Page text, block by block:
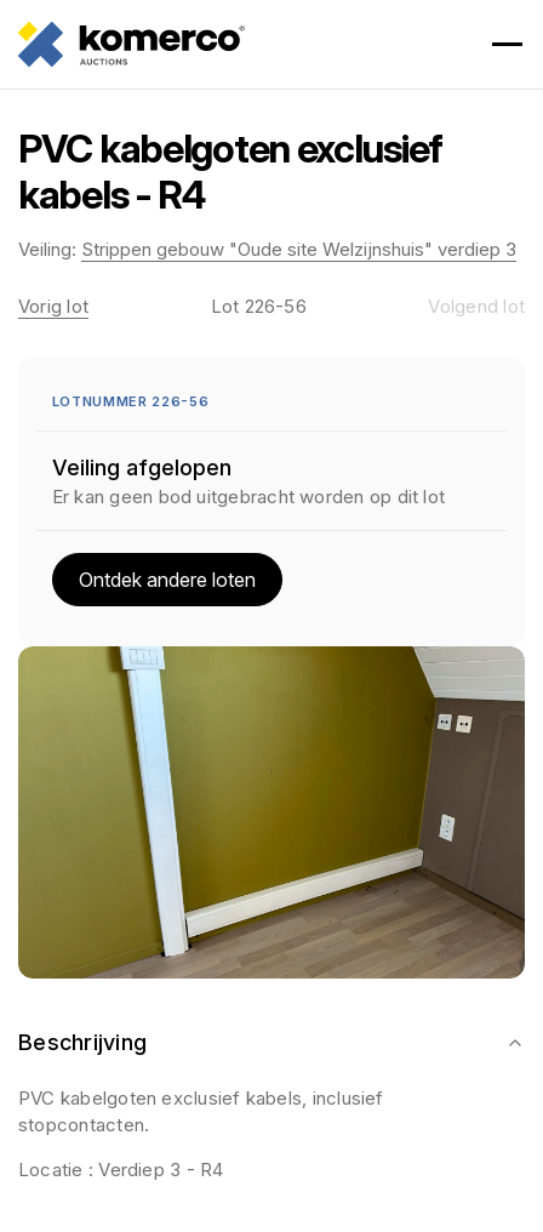
PVC kabelgoten exclusief
kabels - R4
Veiling: Strippen gebouw "Oude site Welzijnshuis" verdiep 3
Beschrijving
PVC kabelgoten exclusief kabels, inclusief
stopcontacten.
Locatie : Verdiep 3 - R4
Vorig lot Lot 226-56 Volgend lot
LOTNUMMER 226-56
Veiling afgelopen
Er kan geen bod uitgebracht worden op dit lot
Ontdek andere loten